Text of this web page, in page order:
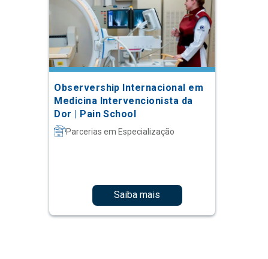
Observership Internacional em
Medicina Intervencionista da
Dor | Pain School
Parcerias em Especialização
Saiba mais